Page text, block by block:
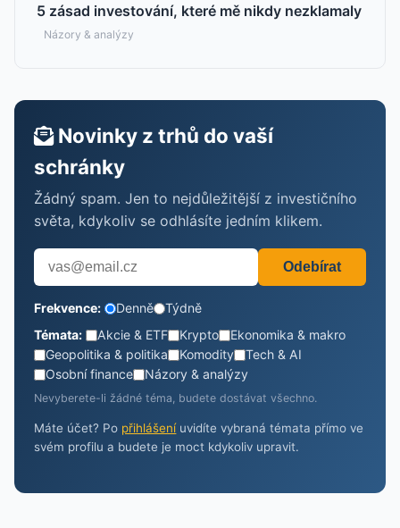
5 zásad investování, které mě nikdy nezklamaly
Názory & analýzy
Novinky z trhů do vaší
schránky
Žádný spam. Jen to nejdůležitější z investičního
světa, kdykoliv se odhlásíte jedním klikem.
Odebírat
Frekvence: Denně
Týdně
Témata:
Akcie & ETF Krypto
Ekonomika & makro
Geopolitika & politika
Komodity
Tech & AI
Osobní finance
Názory & analýzy
Nevyberete-li žádné téma, budete dostávat všechno.
Máte účet? Po přihlášeníuvidíte vybraná témata přímo ve
svém profilu a budete je moct kdykoliv upravit.